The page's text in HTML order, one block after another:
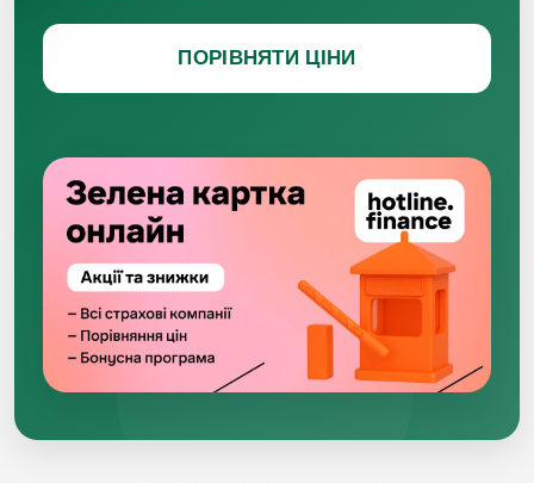
ПОРІВНЯТИ ЦІНИ